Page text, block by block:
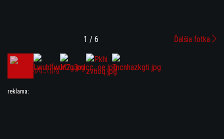
1 / 6 Ďalšia fotka
reklama: